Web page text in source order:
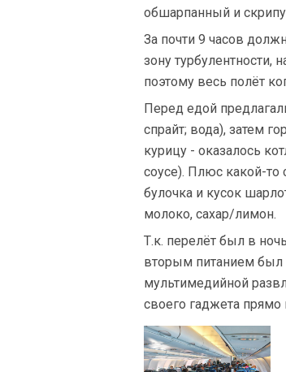
обшарпанный и
За почти 9 часов
зону
поэтому весь полёт
Перед едой
спрайт; вода), затем
курицу - оказалось
соусе). Плюс какой-то
булочка и кусок
молоко, сахар/лимон.
Т.к. перелёт был в
вторым питанием был
мультимедийной
своего гаджета